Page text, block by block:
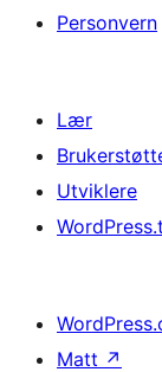
Personvern
Lær
Utviklere
Matt ↗